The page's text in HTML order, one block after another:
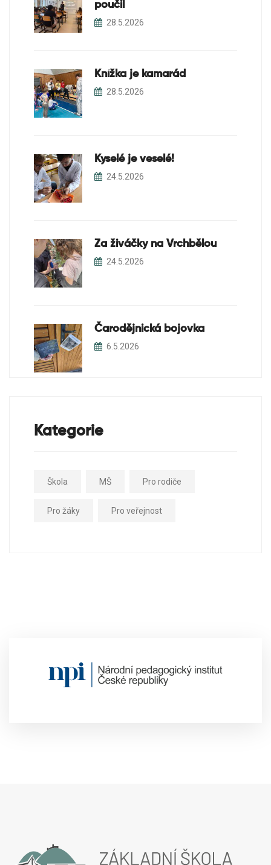
poučil
28.5.2026
Knížka je kamarád
28.5.2026
Kyselé je veselé!
24.5.2026
Za živáčky na Vrchbělou
24.5.2026
Čarodějnická bojovka
6.5.2026
Kategorie
Škola MŠ Pro rodiče
Pro žáky Pro veřejnost